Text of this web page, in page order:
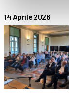
14 Aprile 2026